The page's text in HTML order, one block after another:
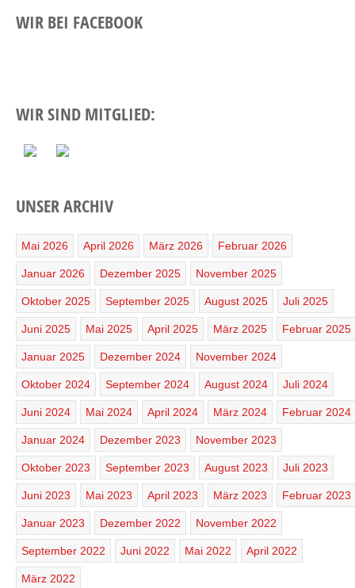
WIR BEI FACEBOOK
WIR SIND MITGLIED:
UNSER ARCHIV
Mai 2026 April 2026 März 2026 Februar 2026
Januar 2026 Dezember 2025 November 2025
Oktober 2025 September 2025 August 2025 Juli 2025
Juni 2025 Mai 2025 April 2025 März 2025 Februar 2025
Januar 2025 Dezember 2024 November 2024
Oktober 2024 September 2024 August 2024 Juli 2024
Juni 2024 Mai 2024 April 2024 März 2024 Februar 2024
Januar 2024 Dezember 2023 November 2023
Oktober 2023 September 2023 August 2023 Juli 2023
Juni 2023 Mai 2023 April 2023 März 2023 Februar 2023
Januar 2023 Dezember 2022 November 2022
September 2022 Juni 2022 Mai 2022 April 2022
März 2022